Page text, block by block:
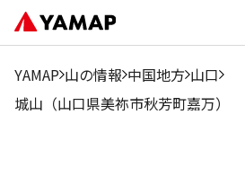
YAMAP 山の情報 中国地方 山口
城山（山口県美祢市秋芳町嘉万）